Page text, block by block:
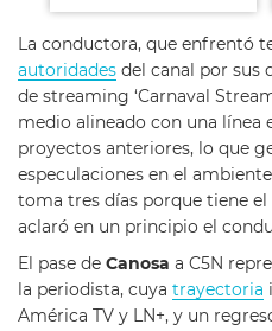
La conductora, que enfrentó
autoridades del canal por sus
de streaming ‘Carnaval
medio alineado con una línea
proyectos anteriores, lo que
especulaciones en el
toma tres días porque tiene el
aclaró en un principio el
El pase de Canosa a C5N
la periodista, cuya trayectoria
América TV y LN+, y un